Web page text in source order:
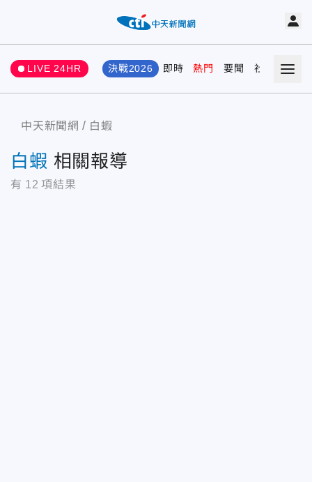
LIVE 24HR 決戰2026 即時 熱門 要聞 社會 娛樂
中天新聞網 白蝦
白蝦 相關報導
有 12 項結果